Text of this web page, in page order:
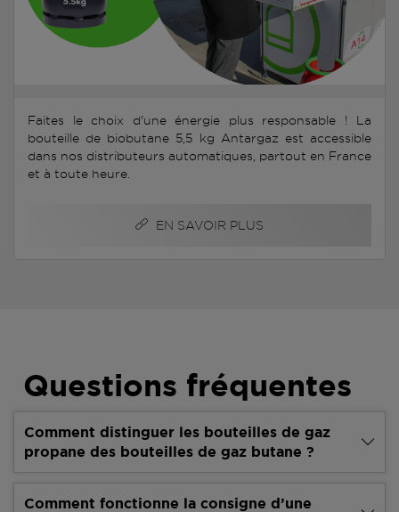
Faites le choix d'une énergie plus responsable ! La
bouteille de biobutane 5,5 kg Antargaz est accessible
dans nos distributeurs automatiques, partout en France
et à toute heure.
EN SAVOIR PLUS
Questions fréquentes
Comment distinguer les bouteilles de gaz
propane des bouteilles de gaz butane ?
Comment fonctionne la consigne d’une